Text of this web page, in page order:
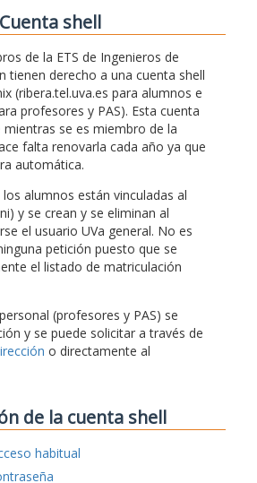
Cuenta shell
de la ETS de Ingenieros de
tienen derecho a una cuenta shell
(ribera.tel.uva.es para alumnos e
profesores y PAS). Esta cuenta
se es miembro de la
falta renovarla cada año ya que
automática.
alumnos están vinculadas al
y se crean y se eliminan al
el usuario UVa general. No es
petición puesto que se
el listado de matriculación
(profesores y PAS) se
y se puede solicitar a través de
o directamente al
de la cuenta shell
habitual